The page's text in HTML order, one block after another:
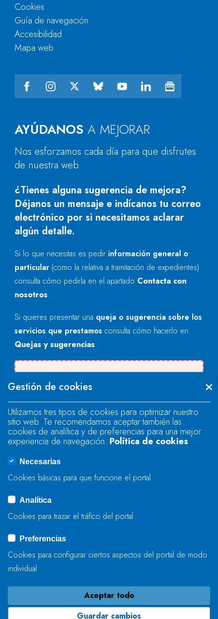
AYÚDANOS A MEJORAR
Nos esforzamos cada día para que disfrutes
de nuestra web.
¿Tienes alguna sugerencia de mejora?
Déjanos un mensaje e indícanos tu correo
electrónico por si necesitamos aclarar
algún detalle.
Si lo que necesitas es pedir información general o
particular (como la relativa a tramitación de expedientes)
consulta cómo pedirla en el apartado Contacta con
nosotros.
Si quieres presentar una queja o sugerencia sobre los
servicios que prestamos consulta cómo hacerlo en
Quejas y sugerencias.
"text".
Se produjo un error al cargar el campo
"text".
Se produjo un error al cargar el campo
ENVIAR
Cookies
Guía de navegación
Accesibilidad
Mapa web
Gestión de cookies
Utilizamos tres tipos de cookies para optimizar nuestro
sitio web. Te recomendamos aceptar también las
cookies de analítica y de preferencias para una mejor
experiencia de navegación. Política de cookies
Necesarias
Cookies básicas para que funcione el portal
Analítica
Cookies para trazar el tráfico del portal
Preferencias
Cookies para configurar ciertos aspectos del portal de modo
individual
Aceptar todo
Guardar cambios